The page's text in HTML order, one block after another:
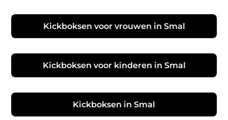
Kickboksen voor vrouwen in Smal
Kickboksen voor kinderen in Smal
Kickboksen in Smal